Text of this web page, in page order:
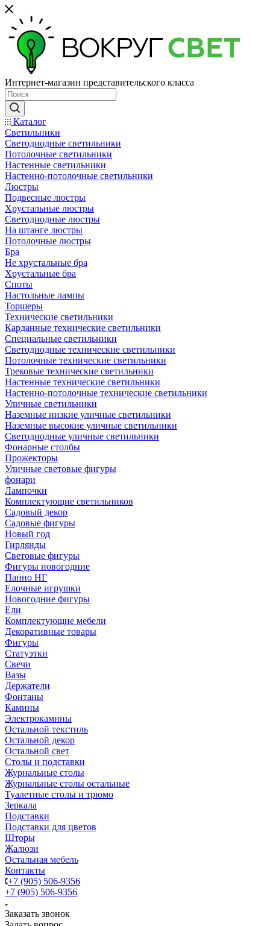
Интернет-магазин представительского класса
Каталог
Светильники
Светодиодные светильники
Потолочные светильники
Настенные светильники
Настенно-потолочные светильники
Люстры
Подвесные люстры
Хрустальные люстры
Светодиодные люстры
На штанге люстры
Потолочные люстры
Бра
Не хрустальные бра
Хрустальные бра
Споты
Настольные лампы
Торшеры
Технические светильники
Карданные технические светильники
Специальные светильники
Светодиодные технические светильники
Потолочные технические светильники
Трековые технические светильники
Настенные технические светильники
Настенно-потолочные технические светильники
Уличные светильники
Наземные низкие уличные светильники
Наземные высокие уличные светильники
Светодиодные уличные светильники
Фонарные столбы
Прожекторы
Уличные световые фигуры
фонари
Лампочки
Комплектующие светильников
Садовый декор
Садовые фигуры
Новый год
Гирлянды
Световые фигуры
Фигуры новогодние
Панно НГ
Елочные игрушки
Новогодние фигуры
Ели
Комплектующие мебели
Декоративные товары
Фигуры
Статуэтки
Свечи
Вазы
Держатели
Фонтаны
Камины
Электрокамины
Остальной текстиль
Остальной декор
Остальной свет
Столы и подставки
Журнальные столы
Журнальные столы остальные
Туалетные столы и трюмо
Зеркала
Подставки
Подставки для цветов
Шторы
Жалюзи
Остальная мебель
Контакты
+7 (905) 506-9356
+7 (905) 506-9356
Заказать звонок